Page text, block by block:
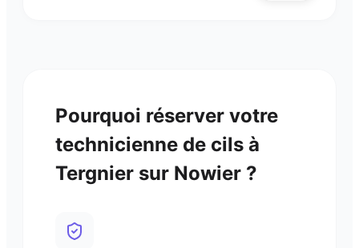
Pourquoi réserver votre
technicienne de cils à
Tergnier sur Nowier ?